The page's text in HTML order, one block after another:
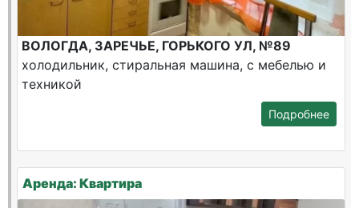
ВОЛОГДА, ЗАРЕЧЬЕ, ГОРЬКОГО УЛ, №89
холодильник, стиральная машина, с мебелью и
техникой
Подробнее
Аренда: Квартира